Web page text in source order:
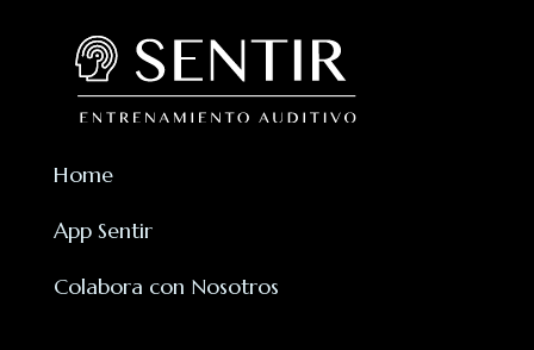
Home
App Sentir
Colabora con Nosotros